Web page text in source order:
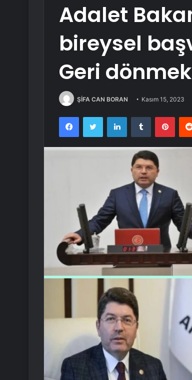
Adalet
bireysel
Geri
ŞİFA CAN BORAN Kasım 15, 2023
FacebookTwitter LinkedInTumblr